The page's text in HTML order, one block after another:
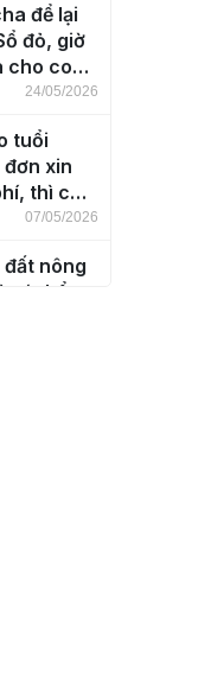
để lại
đỏ, giờ
cho con
có được
24/05/2026
tuổi
xin
thì có
được
07/05/2026
đất nông
có thể